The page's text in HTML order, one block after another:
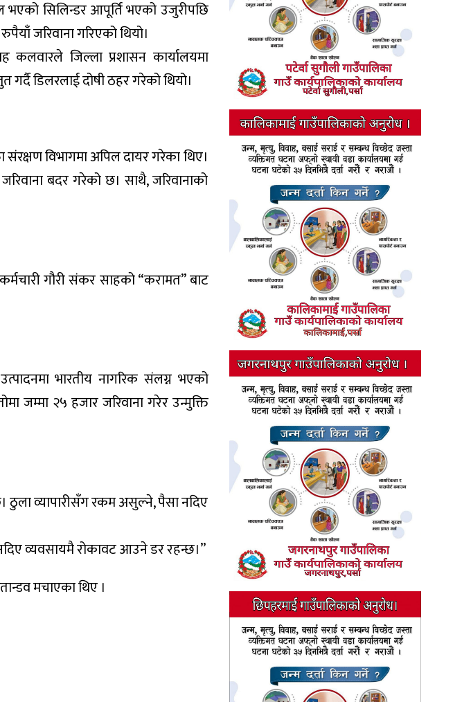
भएको सिलिन्डर आपूर्ति भएको उजुरीपछि
जरिवाना गरिएको थियो।
जिल्ला प्रशासन कार्यालयमा
गर्दै डिलरलाई दोषी ठहर गरेको थियो।
संरक्षण विभागमा अपिल दायर गरेका थिए।
बदर गरेको छ। साथै, जरिवानाको
गौरी संकर साहको “करामत” बाट
भारतीय नागरिक संलग्न भएको
जम्मा २५ हजार जरिवाना गरेर उन्मुक्ति
ठुला व्यापारीसँग रकम असुल्ने, पैसा नदिए
व्यवसायमै रोकावट आउने डर रहन्छ।”
मचाएका थिए ।